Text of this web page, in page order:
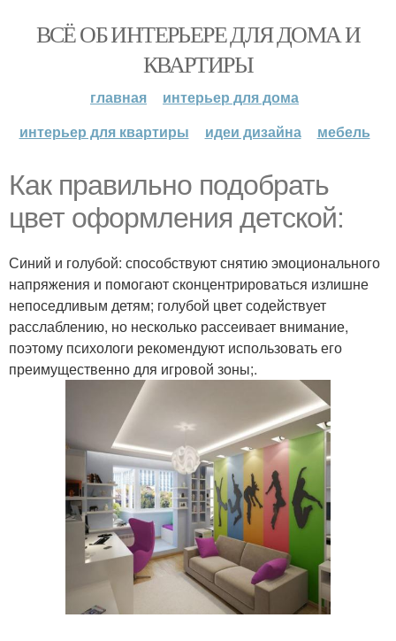
ВСЁ ОБ ИНТЕРЬЕРЕ ДЛЯ ДОМА И
КВАРТИРЫ
главная
интерьер для дома
интерьер для квартиры
идеи дизайна мебель
Как правильно подобрать
цвет оформления детской:
Синий и голубой: способствуют снятию эмоционального
напряжения и помогают сконцентрироваться излишне
непоседливым детям; голубой цвет содействует
расслаблению, но несколько рассеивает внимание,
поэтому психологи рекомендуют использовать его
преимущественно для игровой зоны;.